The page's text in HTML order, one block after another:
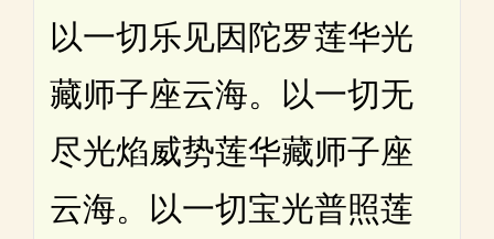
以一切乐见因陀罗莲华光
藏师子座云海。以一切无
尽光焰威势莲华藏师子座
云海。以一切宝光普照莲